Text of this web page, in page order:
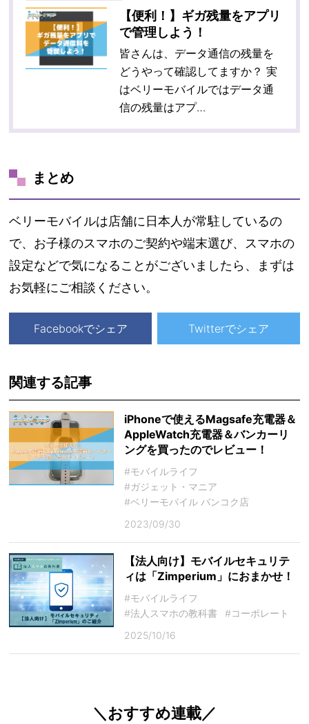
【便利！】ギガ残量をアプリ
で管理しよう！
皆さんは、データ通信の残量を
どうやって確認してますか？ 実
はベリーモバイルではデータ通
信の残量はアプ…
まとめ
ベリーモバイルは店舗に日本人が常駐しているの
で、お子様のスマホのご契約や端末選び、スマホの
設定などで気になることがございましたら、まずは
お気軽にご相談ください。
Facebookでシェア Twitterでシェア
関連する記事
iPhoneで使えるMagsafe充電器＆
AppleWatch充電器＆バンカーリ
ングを買ったのでレビュー！
#モバイルライフ
#ガジェット・マニア
#ベリーモバイル バンコク店
2023/09/30
【法人向け】モバイルセキュリテ
ィは「Zimperium」におまかせ！
#モバイルライフ
#法人スマホの教科書
#コーポレート
2025/10/16
＼おすすめ連載／